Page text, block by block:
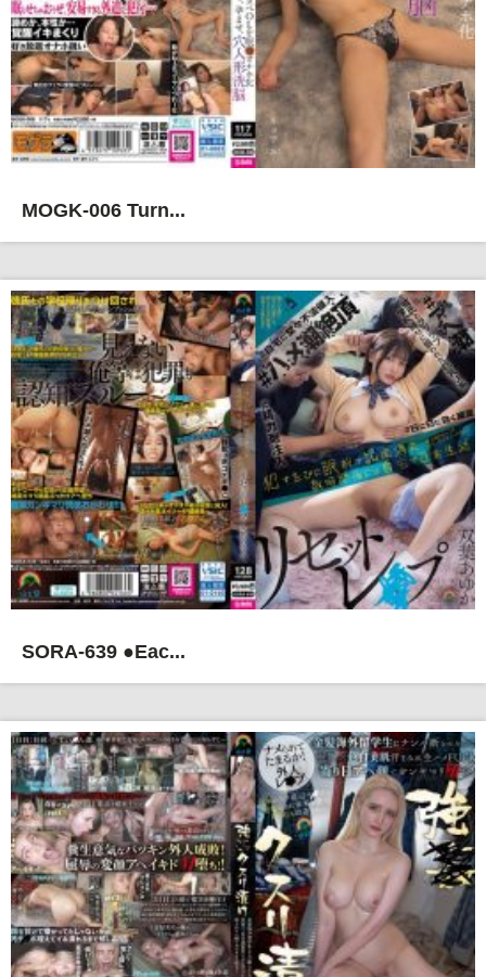
MOGK-006 Turn...
SORA-639 ●Eac...